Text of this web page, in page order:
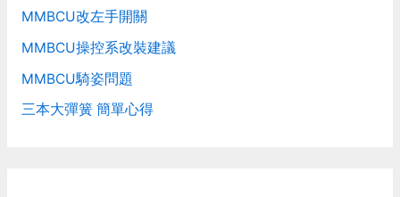
MMBCU改左手開關
MMBCU操控系改裝建議
MMBCU騎姿問題
三本大彈簧 簡單心得